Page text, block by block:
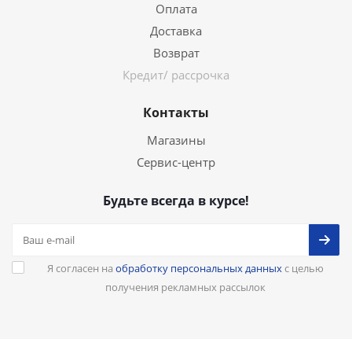
Оплата
Доставка
Возврат
Кредит/ рассрочка
Контакты
Магазины
Сервис-центр
Будьте всегда в курсе!
Я согласен на обработку персональных данныхс целью
получения рекламных рассылок